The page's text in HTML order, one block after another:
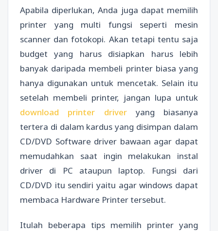
Apabila diperlukan, Anda juga dapat memilih
printer yang multi fungsi seperti mesin
scanner dan fotokopi. Akan tetapi tentu saja
budget yang harus disiapkan harus lebih
banyak daripada membeli printer biasa yang
hanya digunakan untuk mencetak. Selain itu
setelah membeli printer, jangan lupa untuk
download printer driver
yang biasanya
tertera di dalam kardus yang disimpan dalam
CD/DVD Software driver bawaan agar dapat
memudahkan saat ingin melakukan instal
driver di PC ataupun laptop. Fungsi dari
CD/DVD itu sendiri yaitu agar windows dapat
membaca Hardware Printer tersebut.
Itulah beberapa tips memilih printer yang